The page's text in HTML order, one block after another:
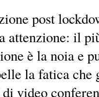
post
attenzione: il
è la noia e
la fatica
video